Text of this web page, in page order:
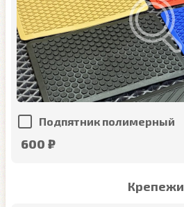
Подпятник полимерный
600 ₽
Крепежи